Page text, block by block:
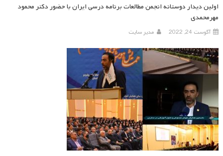
اولین دیدار دوستانه انجمن مطالعات برنامه درسی ایران با حضور دکتر محمود
مهرمحمدی
آگوست 24, 2022 مدیر سایت